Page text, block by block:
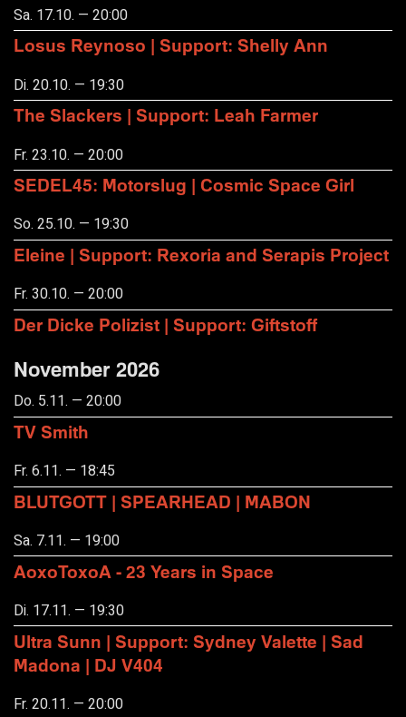
Sa. 17.10. — 20:00
Losus Reynoso | Support: Shelly Ann
Di. 20.10. — 19:30
The Slackers | Support: Leah Farmer
Fr. 23.10. — 20:00
SEDEL45: Motorslug | Cosmic Space Girl
So. 25.10. — 19:30
Eleine | Support: Rexoria and Serapis Project
Fr. 30.10. — 20:00
Der Dicke Polizist | Support: Giftstoff
November 2026
Do. 5.11. — 20:00
TV Smith
Fr. 6.11. — 18:45
BLUTGOTT | SPEARHEAD | MABON
Sa. 7.11. — 19:00
AoxoToxoA - 23 Years in Space
Di. 17.11. — 19:30
Ultra Sunn | Support: Sydney Valette | Sad
Madona | DJ V404
Fr. 20.11. — 20:00